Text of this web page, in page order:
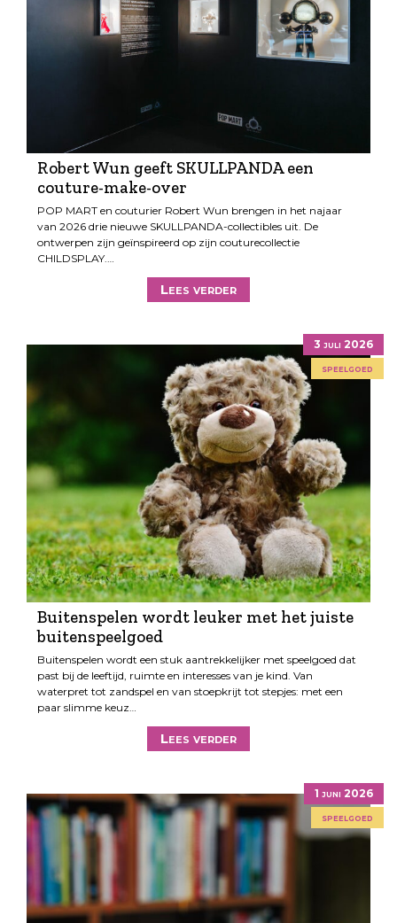
Robert Wun geeft SKULLPANDA een
couture-make-over
POP MART en couturier Robert Wun brengen in het najaar
van 2026 drie nieuwe SKULLPANDA-collectibles uit. De
ontwerpen zijn geïnspireerd op zijn couturecollectie
CHILDSPLAY.…
Lees verder
3 juli 2026
speelgoed
Buitenspelen wordt leuker met het juiste
buitenspeelgoed
Buitenspelen wordt een stuk aantrekkelijker met speelgoed dat
past bij de leeftijd, ruimte en interesses van je kind. Van
waterpret tot zandspel en van stoepkrijt tot stepjes: met een
paar slimme keuz…
Lees verder
1 juni 2026
speelgoed